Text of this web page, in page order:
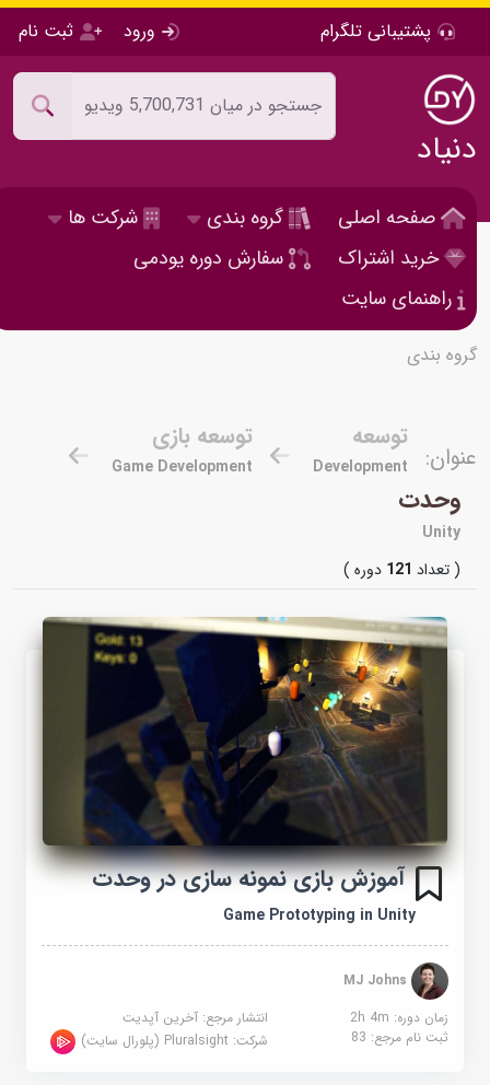
پشتیبانی تلگرام ورود ثبت نام
دنیاد
صفحه اصلی گروه بندی
شرکت ها
خرید اشتراک
سفارش دوره یودمی
راهنمای سایت
گروه بندی
عنوان:
توسعه
Development
توسعه بازی
Game Development
وحدت
Unity
( تعداد121 دوره )
آموزش بازی نمونه سازی در وحدت
Game Prototyping in Unity
MJ Johns
زمان دوره: 2h 4m
انتشار مرجع:آخرین آپدیت
ثبت نام مرجع:83 شرکت:Pluralsight (پلورال سایت)